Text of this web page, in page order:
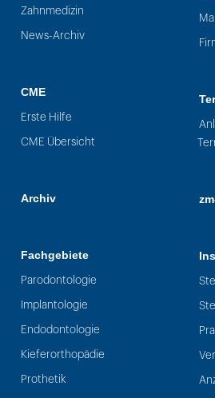
Zahnmedizin
News-Archiv
CME
Erste Hilfe
CME Übersicht
Archiv
Fachgebiete
Parodontologie
Implantologie
Endodontologie
Kieferorthopädie
Prothetik